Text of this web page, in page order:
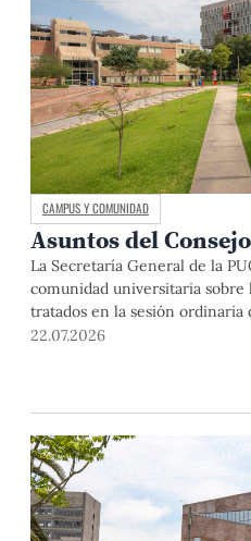
CAMPUS Y COMUNIDAD
Asuntos del
La Secretaría General de la
comunidad universitaria sobre
tratados en la sesión
que se realizó el día miércoles
22.07.2026